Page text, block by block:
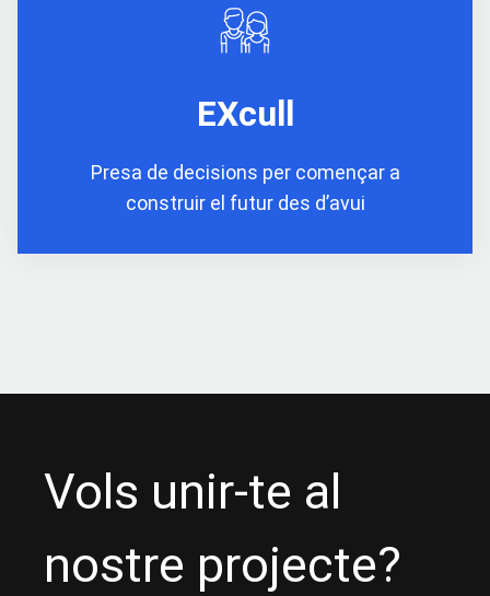
EXcull
Presa de decisions per començar a
construir el futur des d’avui
Vols unir-te al
nostre projecte?